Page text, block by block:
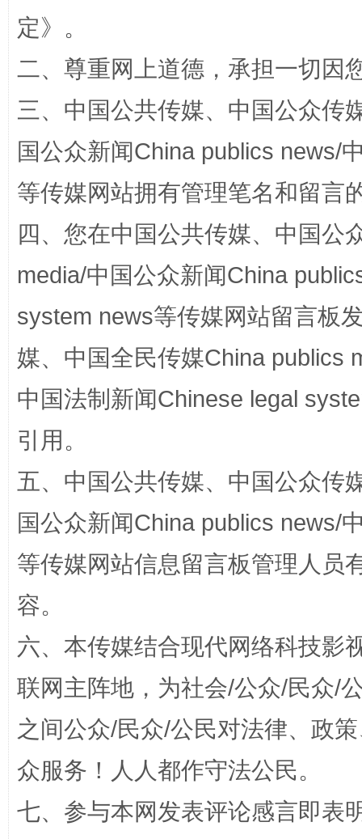
解纷+调解+退费，一次搞定
站台名比不上好声名
漫山遍野的桃花与雪山、麦地、白藏房 除
定》。
二、尊重网上道德，承担一切因
三、中国公共传媒、中国公众传
国公众新闻China publics news/
等传媒网站拥有管理笔名和留言
四、您在中国公共传媒、中国公
media/中国公众新闻China
system news等传媒网站留言板
媒、中国全民传媒China publics
中国法制新闻Chinese legal
引用。
五、中国公共传媒、中国公众传
国公众新闻China publics news/
等传媒网站信息留言板管理人员
容。
六、本传媒结合现代网络科技影
联网主阵地，为社会/公众/民众/
之间公众/民众/公民对法律、政
众服务！人人都作守法公民。
七、参与本网发表评论感言即表